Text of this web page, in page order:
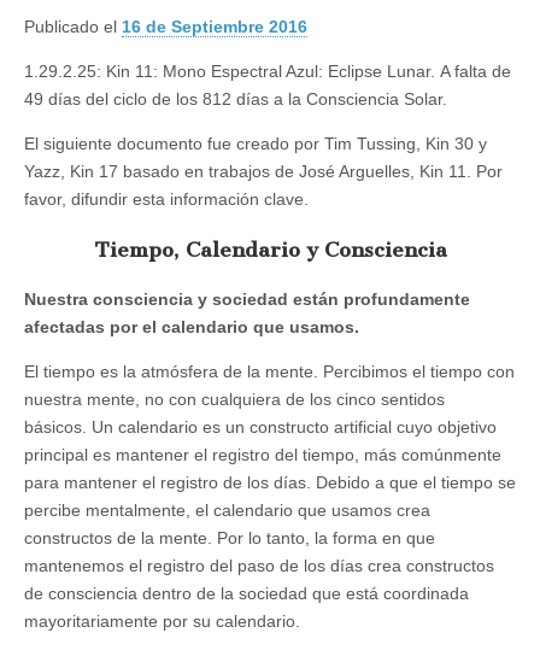
Publicado el 16 de Septiembre 2016
1.29.2.25: Kin 11: Mono Espectral Azul: Eclipse Lunar. A falta de
49 días del ciclo de los 812 días a la Consciencia Solar.
El siguiente documento fue creado por Tim Tussing, Kin 30 y
Yazz, Kin 17 basado en trabajos de José Arguelles, Kin 11. Por
favor, difundir esta información clave.
Tiempo, Calendario y Consciencia
Nuestra consciencia y sociedad están profundamente
afectadas por el calendario que usamos.
El tiempo es la atmósfera de la mente. Percibimos el tiempo con
nuestra mente, no con cualquiera de los cinco sentidos
básicos. Un calendario es un constructo artificial cuyo objetivo
principal es mantener el registro del tiempo, más comúnmente
para mantener el registro de los días. Debido a que el tiempo se
percibe mentalmente, el calendario que usamos crea
constructos de la mente. Por lo tanto, la forma en que
mantenemos el registro del paso de los días crea constructos
de consciencia dentro de la sociedad que está coordinada
mayoritariamente por su calendario.